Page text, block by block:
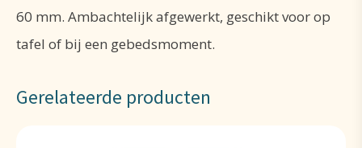
60 mm. Ambachtelijk afgewerkt, geschikt voor op
tafel of bij een gebedsmoment.
Gerelateerde producten